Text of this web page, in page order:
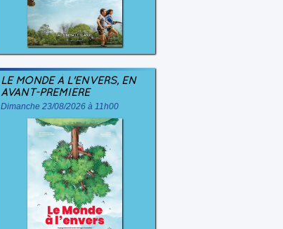
LE MONDE À L'ENVERS, EN
AVANT-PREMIÈRE
Dimanche 23/08/2026 à 11h00